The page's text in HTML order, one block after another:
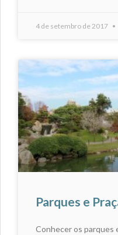
4 de setembro de 2017
Parques e
Conhecer os parques